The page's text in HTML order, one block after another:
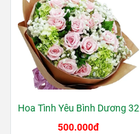
Hoa Tình Yêu Bình Dương 32
500.000đ